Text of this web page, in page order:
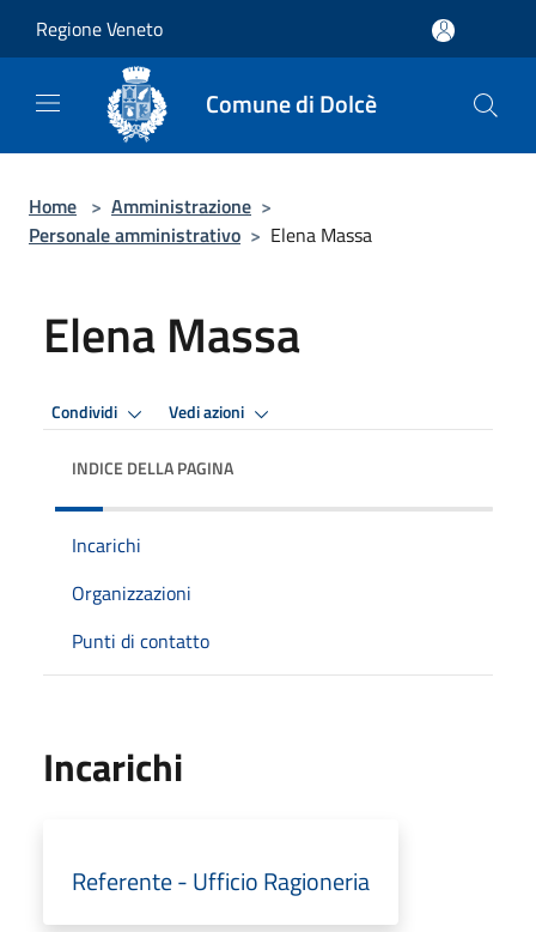
Regione Veneto
Comune di Dolcè
Home > Amministrazione >
Personale amministrativo > Elena Massa
Elena Massa
Condividi Vedi azioni
INDICE DELLA PAGINA
Incarichi
Organizzazioni
Punti di contatto
Incarichi
Referente - Ufficio Ragioneria